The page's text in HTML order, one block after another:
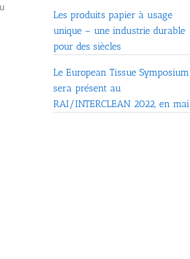
Les produits papier à usage
unique – une industrie durable
pour des siècles
Le European Tissue Symposium
sera présent au
RAI/INTERCLEAN 2022, en mai